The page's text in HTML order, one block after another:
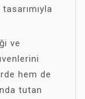
ve
hem de
tutan